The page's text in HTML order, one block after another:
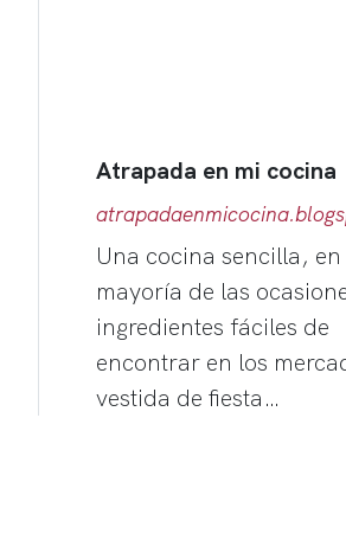
Atrapada en mi cocina
Una cocina sencilla, en
mayoría de las
ingredientes fáciles de
encontrar en los
vestida de fiesta…